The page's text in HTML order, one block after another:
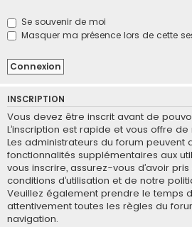
Se souvenir de moi
Masquer ma présence lors de cette
INSCRIPTION
Vous devez être inscrit avant de
L’inscription est rapide et vous offre
Les administrateurs du forum peuvent
fonctionnalités supplémentaires aux
vous inscrire, assurez-vous d’avoir
conditions d’utilisation et de notre
Veuillez également prendre le temps
attentivement toutes les règles du
navigation.